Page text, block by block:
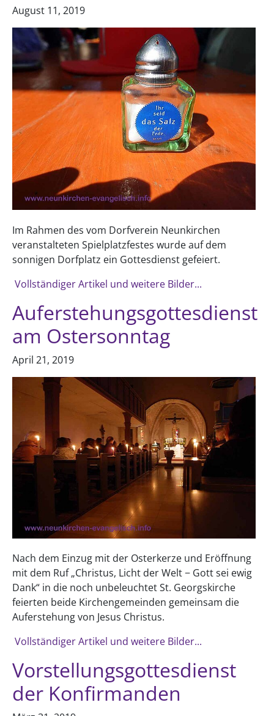
August 11, 2019
Im Rahmen des vom Dorfverein Neunkirchen
veranstalteten Spielplatzfestes wurde auf dem
sonnigen Dorfplatz ein Gottesdienst gefeiert.
Vollständiger Artikel und weitere Bilder...
Auferstehungsgottesdienst
am Ostersonntag
April 21, 2019
Nach dem Einzug mit der Osterkerze und Eröffnung
mit dem Ruf „Christus, Licht der Welt − Gott sei ewig
Dank“ in die noch unbeleuchtet St. Georgskirche
feierten beide Kirchengemeinden gemeinsam die
Auferstehung von Jesus Christus.
Vollständiger Artikel und weitere Bilder...
Vorstellungsgottesdienst
der Konfirmanden